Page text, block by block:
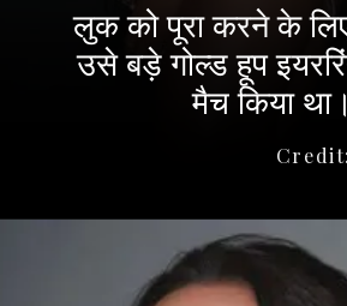
लुक को पूरा करने के
उसे बड़े गोल्ड हूप
मैच किया था।